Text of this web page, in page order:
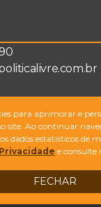
Política Livre. All
Design by NVGO
LegalFale conosco
para aprimorar e
site. Ao continuar
dados estatísticos de
e consulte
FECHAR